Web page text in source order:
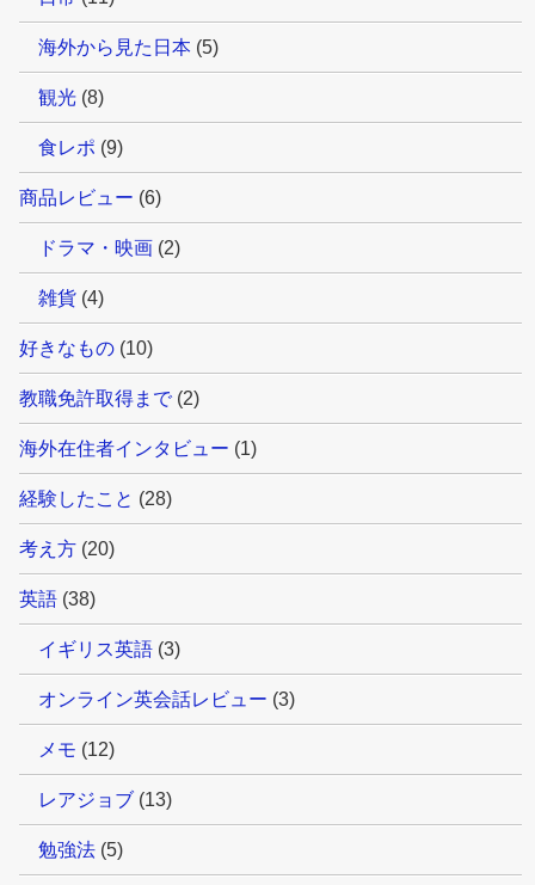
海外から見た日本 (5)
観光 (8)
食レポ (9)
商品レビュー (6)
ドラマ・映画 (2)
雑貨 (4)
好きなもの (10)
教職免許取得まで(2)
海外在住者インタビュー (1)
経験したこと (28)
考え方 (20)
英語 (38)
イギリス英語 (3)
オンライン英会話レビュー (3)
メモ (12)
レアジョブ (13)
勉強法 (5)